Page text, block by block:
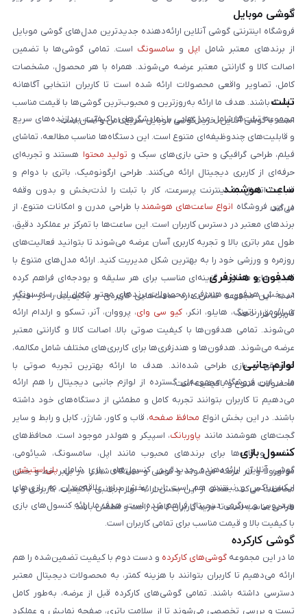
است:
گوشی موبایل
فروشگاه اینترنتی گوشی آنلاین ارائه‌دهنده جدیدترین مدل‌های گوشی موبایل
از برندهای معتبر شامل اپل و سامسونگ است. تمامی گوشی‌ها با تضمین
اصالت کالا و گارانتی معتبر عرضه می‌شوند. همراه با هر محصول، مشخصات
کامل، تصاویر واقعی محصولات ارائه شده است تا کاربران انتخابی آگاهانه
داشته باشند. هدف ما ارائه به‌روزترین و محبوب‌ترین گوشی‌ها با قیمت مناسب
است. با گوشی آنلاین، خرید گوشی موبایل سریع، امن و آسان است.
تبلت
مجموعه تبلت‌ها شامل مدل‌هایی با نمایشگرهای باکیفیت، پردازنده‌های سریع
و قابلیت‌های چندوظیفه‌ای متنوع است. این دستگاه‌ها مناسب مطالعه، تماشای
فیلم، طراحی گرافیکی و حتی بازی‌های سبک و تولید محتوا هستند و تجربه‌ای
حرفه‌ای از کاربری دیجیتال ارائه می‌کنند. طراحی ارگونومیک، باتری با دوام و
قابلیت اتصال به اینترنت پرسرعت، کار با تبلت را لذت‌بخش و بدون وقفه
می‌کند.
ساعت هوشمند
در این فروشگاه انواع ساعت‌های هوشمند با طراحی مدرن و امکانات متنوع، از
برندهای معتبر در دسترس کاربران است. این ساعت‌ها با تمرکز بر عملکرد دقیق،
طول عمر باتری بالا و تجربه کاربری آسان عرضه می‌شوند تا بتوانید فعالیت‌های
روزمره و ورزشی خود را به بهترین شکل مدیریت کنید. ارائه مدل‌های متنوع با
قابلیت‌های متفاوت، گزینه‌ای مناسب برای هر سلیقه و بودجه‌ای فراهم کرده
است. این مجموعه تلاش دارد ساعت‌هایی کاربردی و باکیفیت را در اختیار
کاربران قرار دهد.
هدفون و هندزفری
در بخش هدفون و هندزفری، محصولات برندهای معتبر شامل اپل، سامسونگ،
شیائومی، ناتینگ، هایلو، انکر، کیو سی وای، پرووان، آنر، تسکو و ارلدام ارائه
می‌شوند. تمامی هدفون‌ها با کیفیت صوتی بالا، اصالت کالا و گارانتی معتبر
عرضه می‌شوند. هدفون‌ها و هندزفری‌ها برای کاربری‌های مختلف شامل مکالمه،
موسیقی و بازی طراحی شده‌اند. هدف ما ارائه بهترین تجربه صوتی با
محصولات متنوع و باکیفیت است.
لوازم جانبی
ما در این فروشگاه مجموعه‌ای گسترده از لوازم جانبی دیجیتال را هم ارائه
می‌دهیم تا کاربران بتوانند تجربه کامل و مطمئنی از دستگاه‌های خود داشته
باشند. در این بخش انواع محافظ صفحه، قاب و کاور، شارژر، کابل و رابط و سایر
گجت‌های هوشمند مانند پاوربانک، اسپیکر و هولدر موجود است. محافظ‌های
صفحه و قاب‌ها برای برندهای محبوب مانند اپل، سامسونگ، شیائومی،
موتورولا و آنر عرضه می‌شوند و گوشی و دستگاه شما را در برابر خط و خش
محافظت می‌کنند. هدف از این بخش ارائه لوازم جانبی باکیفیت، کاربردی و با
طراحی مناسب است تا خرید کاربران کامل، راحت و مطمئن باشد.
کنسول بازی
گوشی آنلاین ارائه‌دهنده جدیدترین کنسول‌های بازی شامل پلی‌استیشن،
ایکس‌باکس و نینتندو هم است. این بخش برای علاقه‌مندان به بازی‌های
ویدیویی و سرگرمی دیجیتال فراهم شده است. هدف ما ارائه کنسول‌های بازی
با کیفیت بالا و قیمت مناسب برای تمامی کاربران است.
گوشی کارکرده
ما در این مجموعه گوشی‌های کارکرده و دست دوم با کیفیت تضمین‌شده را هم
ارائه می‌دهیم تا کاربران بتوانند با هزینه کمتر، به محصولات دیجیتال معتبر
دسترسی داشته باشند. تمامی گوشی‌های کارکرده قبل از عرضه، به‌طور کامل
تست و بررسی تخصصی می‌شوند تا از سلامت باتری، صفحه نمایش و عملکرد